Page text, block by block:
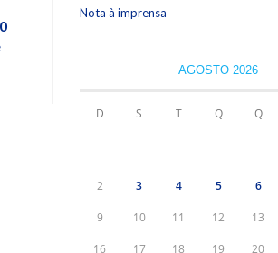
Nota à imprensa
AGOSTO 2026
D S T Q Q
2 3 4 5 6
9 10 11 12 13
16 17 18 19 20